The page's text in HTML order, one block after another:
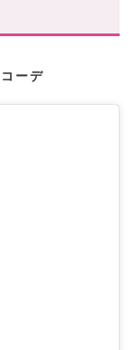
ーデ